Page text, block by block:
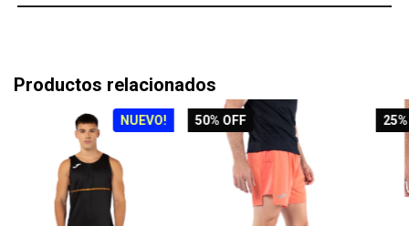
Productos relacionados
NUEVO! 50% OFF 25